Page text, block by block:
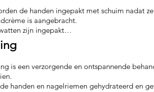
de handen ingepakt met schuim nadat
is aangebracht.
zijn ingepakt…
is een verzorgende en ontspannende
handen en nagelriemen gehydrateerd en